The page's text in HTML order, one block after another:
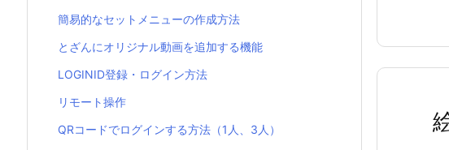
簡易的なセットメニューの作成方法
とざんにオリジナル動画を追加する機能
LOGINID登録・ログイン方法
リモート操作
QRコードでログインする方法（1人、3人）